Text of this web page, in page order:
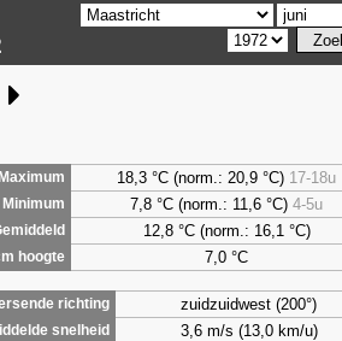
Maximum 18,3 °C (norm.: 20,9 °C) 17-18u
Minimum 7,8 °C (norm.: 11,6 °C) 4-5u
12,8 °C (norm.: 16,1 °C)
hoogte 7,0 °C
richting zuidzuidwest (200°)
snelheid 3,6 m/s (13,0 km/u)